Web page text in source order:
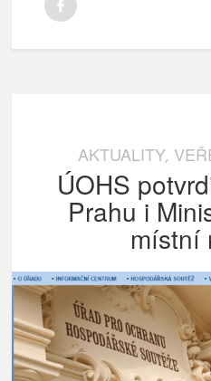
AKTUALITY,
ÚOHS
Prahu i
místní